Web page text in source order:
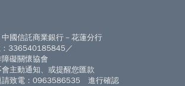
國信託商業銀行－花蓮分行
336540185845／
礙關懷協會
主動通知、或提醒您匯款
請致電：0963586535 進行確認